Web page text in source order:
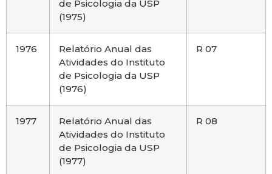
de Psicologia da USP
(1975)
1976
Relatório Anual das
Atividades do Instituto
de Psicologia da USP
(1976)
R 07
1977
Relatório Anual das
Atividades do Instituto
de Psicologia da USP
(1977)
R 08